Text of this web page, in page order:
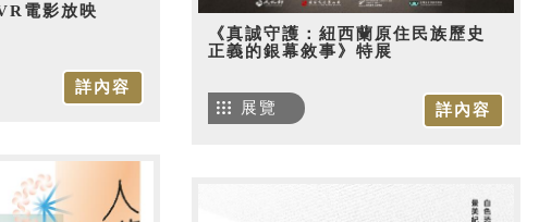
電影放映
詳內容
《真誠守護：紐西蘭原住民族歷史
正義的銀幕敘事》特展
詳內容
展覽